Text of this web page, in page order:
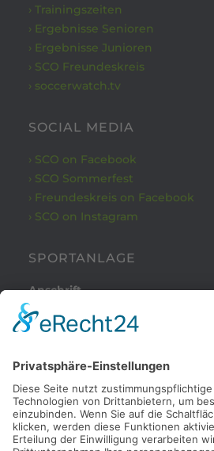
› Trainingszeiten
› Ergebnisse Senioren
› Ergebnisse Junioren
› SCO Freundeskreis
› soccerwatch.tv
SOCIAL MEDIA
› SCO on Facebook
› SCO Sommerfest
› Freundeskreis on Facebook
› SCO on Instagram
SPORTANLAGE
Anschrift
Kleinbeckstraße 43
45549 Sprockhövel
Telefon
Tel.: 02324 / 79082
Parkplatz
Nachdem Sie von der